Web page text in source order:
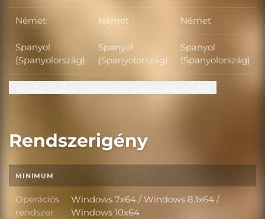
Német Német Német
Spanyol
(Spanyolország)
Spanyol
(Spanyolország)
Spanyol
(Spanyolország)
Rendszerigény
MINIMUM
Operációs
rendszer
Operációs rendszer
Windows 7x64 / Windows 8.1x64 /
Windows 10x64